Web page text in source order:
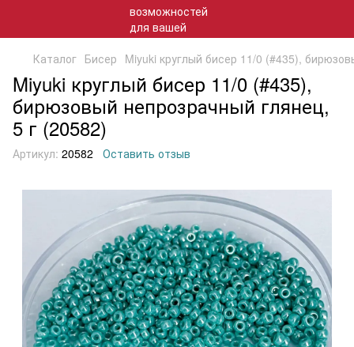
Каталог Бисер Miyuki круглый бисер 11/0 (#435),
Miyuki круглый бисер 11/0 (#435),
бирюзовый непрозрачный глянец,
5 г (20582)
Артикул: 20582 Оставить отзыв